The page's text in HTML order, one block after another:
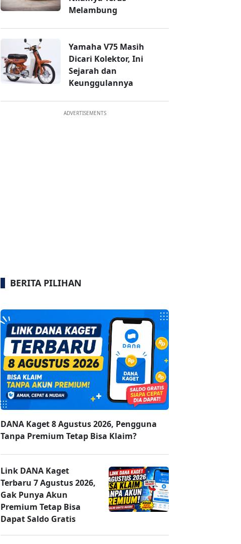
Melambung
Yamaha V75 Masih
Dicari Kolektor, Ini
Sejarah dan
Keunggulannya
ADVERTISEMENTS
BERITA PILIHAN
DANA Kaget 8 Agustus 2026, Pengguna
Tanpa Premium Tetap Bisa Klaim?
Link DANA Kaget
Terbaru 7 Agustus 2026,
Gak Punya Akun
Premium Tetap Bisa
Dapat Saldo Gratis